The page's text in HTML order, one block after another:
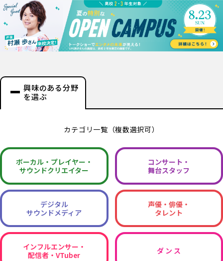
興味のある分野
を選ぶ
カテゴリ一覧（複数選択可）
ボーカル・ プレイヤー・
サウンドクリエイター
コンサート・
舞台スタッフ
デジタル
サウンドメディア
声優・俳優・
タレント
インフルエンサー・
配信者・VTuber
ダ ン ス